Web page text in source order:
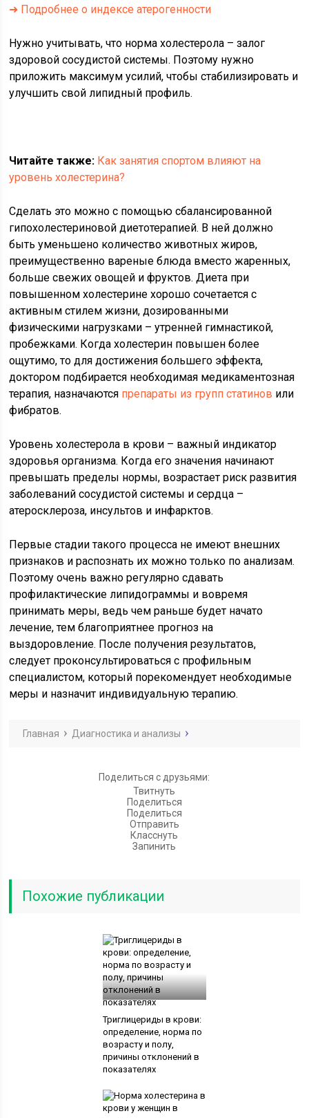
➜ Подробнее о индексе атерогенности
Нужно учитывать, что норма холестерола – залог
здоровой сосудистой системы. Поэтому нужно
приложить максимум усилий, чтобы стабилизировать и
улучшить свой липидный профиль.
Читайте также: Как занятия спортом влияют на
уровень холестерина?
Сделать это можно с помощью сбалансированной
гипохолестериновой диетотерапией. В ней должно
быть уменьшено количество животных жиров,
преимущественно вареные блюда вместо жаренных,
больше свежих овощей и фруктов. Диета при
повышенном холестерине хорошо сочетается с
активным стилем жизни, дозированными
физическими нагрузками – утренней гимнастикой,
пробежками. Когда холестерин повышен более
ощутимо, то для достижения большего эффекта,
доктором подбирается необходимая медикаментозная
терапия, назначаются препараты из групп статинов или
фибратов.
Уровень холестерола в крови – важный индикатор
здоровья организма. Когда его значения начинают
превышать пределы нормы, возрастает риск развития
заболеваний сосудистой системы и сердца –
атеросклероза, инсультов и инфарктов.
Первые стадии такого процесса не имеют внешних
признаков и распознать их можно только по анализам.
Поэтому очень важно регулярно сдавать
профилактические липидограммы и вовремя
принимать меры, ведь чем раньше будет начато
лечение, тем благоприятнее прогноз на
выздоровление. После получения результатов,
следует проконсультироваться с профильным
специалистом, который порекомендует необходимые
меры и назначит индивидуальную терапию.
Главная Диагностика и анализы
Поделиться с друзьями:
Твитнуть
Поделиться
Поделиться
Отправить
Класснуть
Запинить
Похожие публикации
Триглицериды в крови:
определение, норма по
возрасту и полу,
причины отклонений в
показателях